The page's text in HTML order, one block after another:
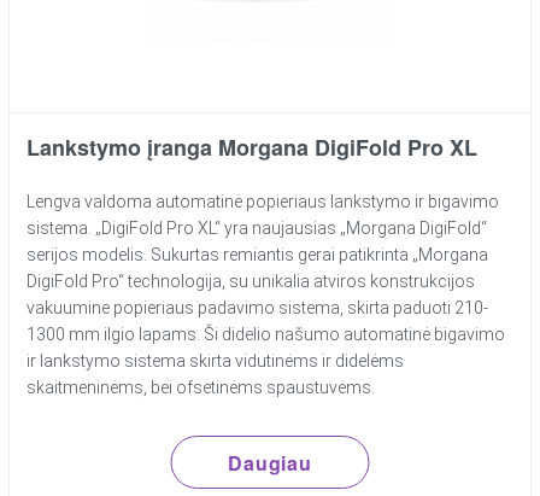
Lankstymo įranga Morgana DigiFold Pro XL
Lengva valdoma automatinė popieriaus lankstymo ir bigavimo
sistema. „DigiFold Pro XL“ yra naujausias „Morgana DigiFold“
serijos modelis. Sukurtas remiantis gerai patikrinta „Morgana
DigiFold Pro“ technologija, su unikalia atviros konstrukcijos
vakuumine popieriaus padavimo sistema, skirta paduoti 210-
1300 mm ilgio lapams. Ši didelio našumo automatinė bigavimo
ir lankstymo sistema skirta vidutinėms ir didelėms
skaitmeninėms, bei ofsetinėms spaustuvėms.
Daugiau